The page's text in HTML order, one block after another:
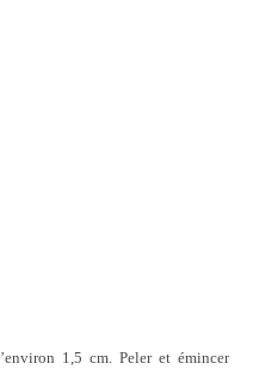
1,5 cm. Peler et émincer